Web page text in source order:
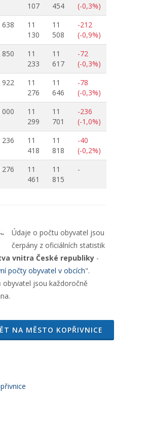
107
454
(-0,3%)
638
11
130
11
508
-212
(-0,9%)
850
11
233
11
617
-72
(-0,3%)
922
11
276
11
646
-78
(-0,3%)
000
11
299
11
701
-236
(-1,0%)
236
11
418
11
818
-40
(-0,2%)
276
11
461
11
815
-
Údaje o počtu obyvatel jsou
čerpány z oficiálních statistik
vnitra České republiky -
počty obyvatel v obcích".
obyvatel jsou každoročně
NA MĚSTO KOPŘIVNICE